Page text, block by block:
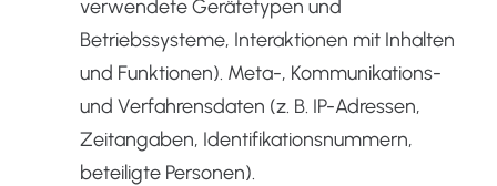
verwendete Gerätetypen und
Betriebssysteme, Interaktionen mit Inhalten
und Funktionen). Meta-, Kommunikations-
und Verfahrensdaten (z. B. IP-Adressen,
Zeitangaben, Identifikationsnummern,
beteiligte Personen).